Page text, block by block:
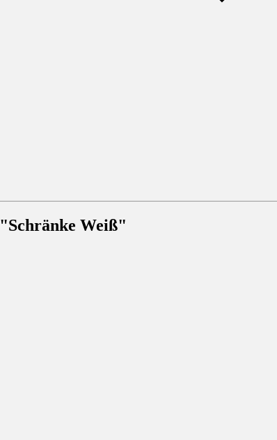
"Schränke Weiß"